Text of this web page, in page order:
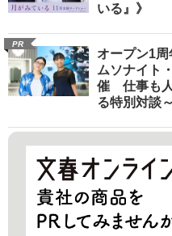
いる』》
PR
オープン1
ムソナイト
催 仕事も人
る特別対談～